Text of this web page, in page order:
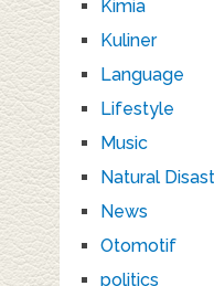
Kimia
Kuliner
Language
Lifestyle
Music
Natural
News
Otomotif
politics